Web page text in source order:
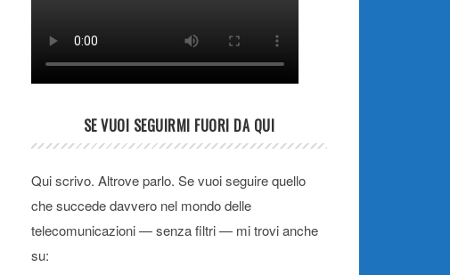
SE VUOI SEGUIRMI FUORI DA QUI
Qui scrivo. Altrove parlo. Se vuoi seguire quello
che succede davvero nel mondo delle
telecomunicazioni — senza filtri — mi trovi anche
su: